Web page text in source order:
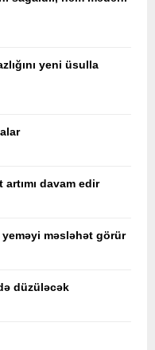
yeni üsulla
davam edir
məsləhət görür
düzüləcək